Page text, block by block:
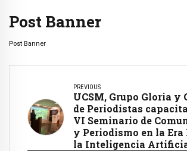
Post Banner
Post Banner
PREVIOUS
UCSM, Grupo Gloria y
de Periodistas
VI Seminario de
y Periodismo en la
la Inteligencia